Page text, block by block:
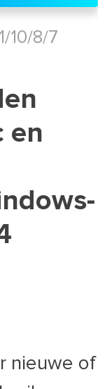
10/8/7
en
nieuwe of